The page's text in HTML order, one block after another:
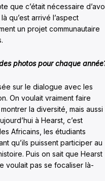
que c’était nécessaire
qu’est arrivé l’aspect
un projet communautaire
photos pour chaque
sur le dialogue avec les
On voulait vraiment faire
la diversité, mais aussi
à Hearst, c’est
Africains, les étudiants
qu’ils puissent participer au
Puis on sait que Hearst
voulait pas se focaliser là-